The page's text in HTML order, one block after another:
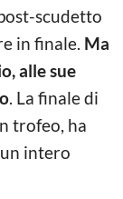
scudetto
in finale. Ma
alle sue
. La finale di
trofeo, ha
intero